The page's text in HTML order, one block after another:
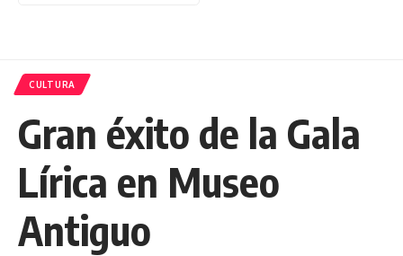
CULTURA
Gran éxito de la Gala
Lírica en Museo
Antiguo